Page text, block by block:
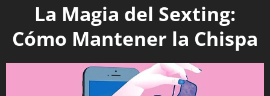
La Magia del Sexting:
Cómo Mantener la Chispa